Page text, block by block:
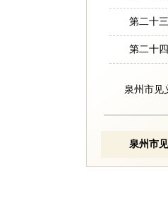
第二十
第二十
泉州市见
泉州市